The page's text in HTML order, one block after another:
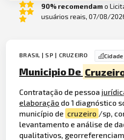
90% recomendamo
usuários reais, 07/08/
BRASIL | SP | CRUZEIRO
Municipio De
Contratação de pessoa
elaboração do 1 diagnóstico
município de cruzeiro /sp,
levantamento e análise de
qualitativos,